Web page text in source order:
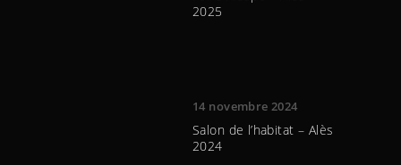
2025
14 novembre 2024
Salon de l’habitat – Alès
2024